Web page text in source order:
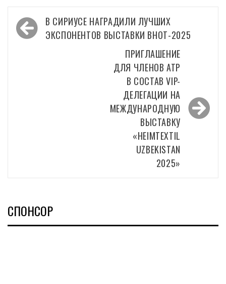
Навигация
по
В СИРИУСЕ НАГРАДИЛИ ЛУЧШИХ
ЭКСПОНЕНТОВ ВЫСТАВКИ ВНОТ-2025
ПРИГЛАШЕНИЕ
ДЛЯ ЧЛЕНОВ АТР
В СОСТАВ VIP-
ДЕЛЕГАЦИИ НА
МЕЖДУНАРОДНУЮ
ВЫСТАВКУ
«HEIMTEXTIL
UZBEKISTAN
2025»
СПОНСОР